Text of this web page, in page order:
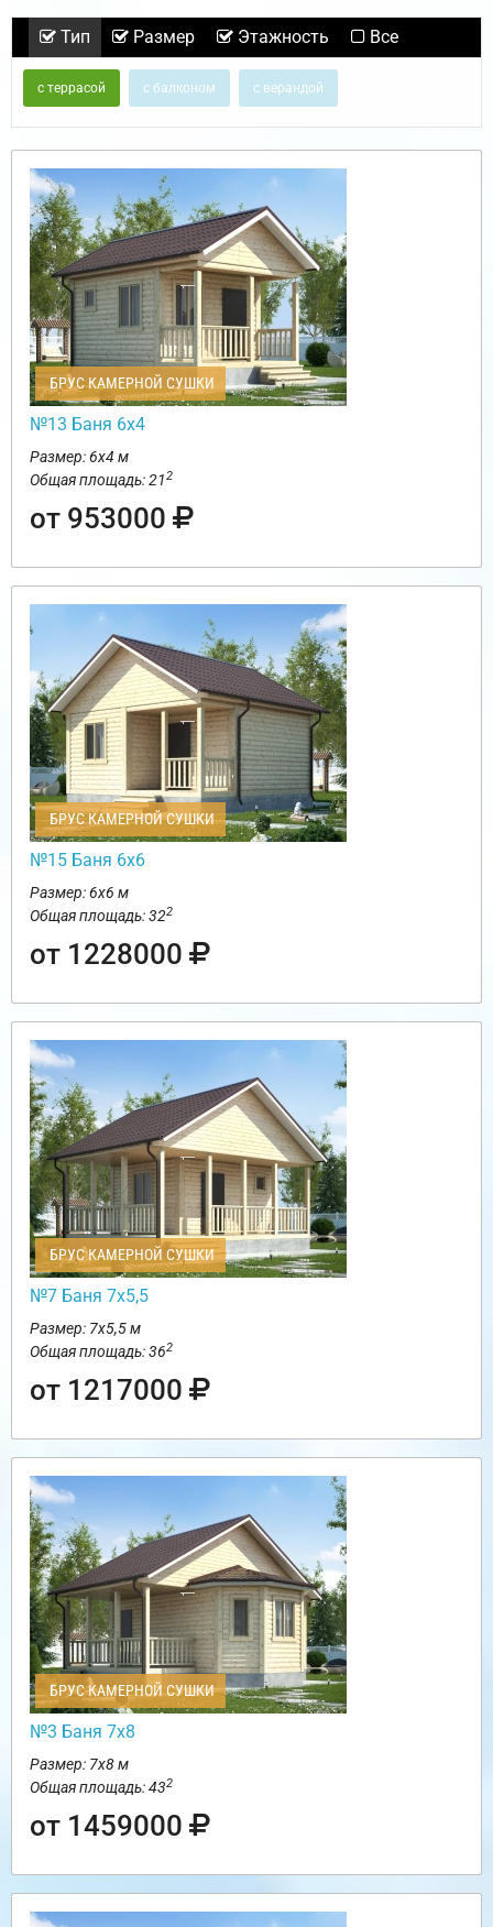
Тип Размер Этажность Все
с террасой с балконом с верандой
БРУС КАМЕРНОЙ СУШКИ
№13 Баня 6х4
Размер: 6х4 м
Общая площадь: 212
от 953000
БРУС КАМЕРНОЙ СУШКИ
№15 Баня 6х6
Размер: 6х6 м
Общая площадь: 322
от 1228000
БРУС КАМЕРНОЙ СУШКИ
№7 Баня 7х5,5
Размер: 7х5,5 м
Общая площадь: 362
от 1217000
БРУС КАМЕРНОЙ СУШКИ
№3 Баня 7х8
Размер: 7х8 м
Общая площадь: 432
от 1459000